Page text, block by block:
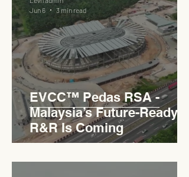
EVCC™ Pedas RSA -
Malaysia’s Future-Ready
R&R Is Coming
Jun 6
3 min read